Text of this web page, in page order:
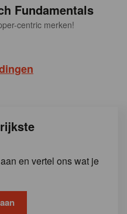
Fundamentals
centric merken!
en vertel ons wat je